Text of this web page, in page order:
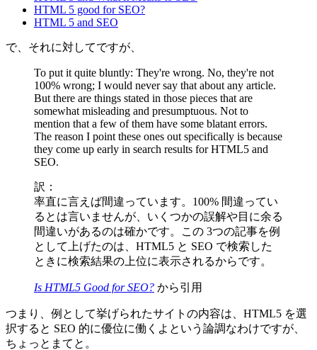
HTML 5 good for SEO?
HTML 5 and SEO
で、それに対してですが、
To put it quite bluntly: They're wrong. No, they're not
100% wrong; I would never say that about any article.
But there are things stated in those pieces that are
somewhat misleading and presumptuous. Not to
mention that a few of them have some blatant errors.
The reason I point these ones out specifically is because
they come up early in search results for HTML5 and
SEO.
訳：
率直に言えば間違っています。100% 間違ってい
るとは言いませんが、いくつかの誤解や目に余る
間違いがあるのは確かです。この 3つの記事を例
として上げたのは、HTML5 と SEO で検索した
ときに検索結果の上位に表示されるからです。
Is HTML5 Good for SEO? から引用
つまり、例として挙げられたサイトの内容は、HTML5 を選
択すると SEO 的に優位に働くよという論調なわけですが、
ちょっとまてと。